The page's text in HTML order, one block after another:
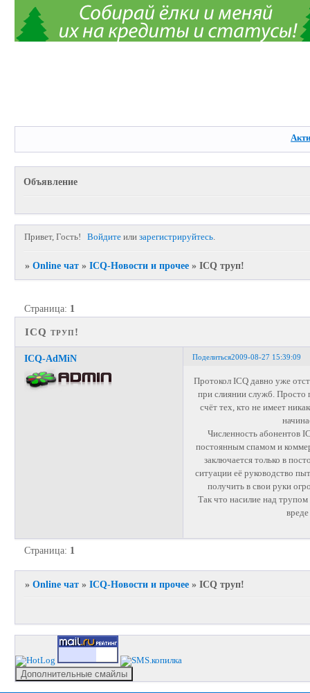
Объявление
Привет, Гость! Войдите илизарегистрируйтесь.
»Online чат »ICQ-Новости и прочее »ICQ труп!
ICQ труп!
Страница: 1
Поделиться2009-08-27 15:39:09
ICQ-AdMiN
Протокол ICQ давно уже
при слиянии служб. Просто
счёт тех, кто не имеет
Численность абонентов
постоянным спамом и
заключается только в
ситуации её руководство
получить в свои руки
Так что насилие над
Страница: 1
»Online чат »ICQ-Новости и прочее »ICQ труп!